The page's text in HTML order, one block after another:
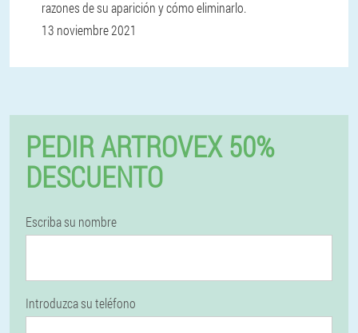
razones de su aparición y cómo eliminarlo.
13 noviembre 2021
PEDIR ARTROVEX 50%
DESCUENTO
Escriba su nombre
Introduzca su teléfono